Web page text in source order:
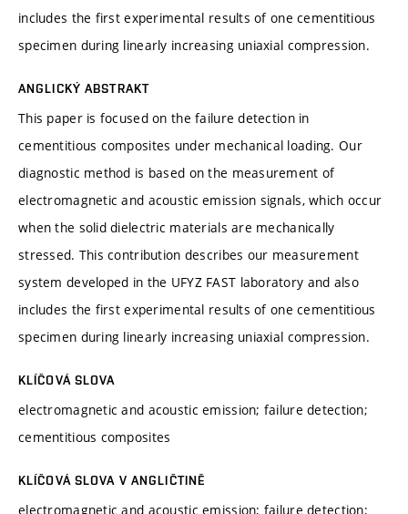
includes the first experimental results of one cementitious
specimen during linearly increasing uniaxial compression.
ANGLICKÝ ABSTRAKT
This paper is focused on the failure detection in
cementitious composites under mechanical loading. Our
diagnostic method is based on the measurement of
electromagnetic and acoustic emission signals, which occur
when the solid dielectric materials are mechanically
stressed. This contribution describes our measurement
system developed in the UFYZ FAST laboratory and also
includes the first experimental results of one cementitious
specimen during linearly increasing uniaxial compression.
KLÍČOVÁ SLOVA
electromagnetic and acoustic emission; failure detection;
cementitious composites
KLÍČOVÁ SLOVA V ANGLIČTINĚ
electromagnetic and acoustic emission; failure detection;